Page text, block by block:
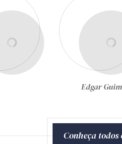
Egon
Conheça todos